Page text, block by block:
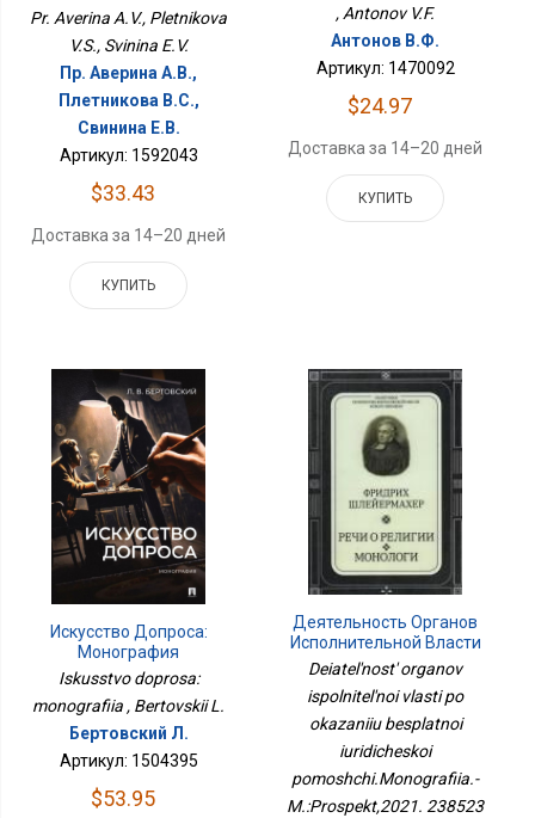
Pr. Averina A.V., Pletnikova
V.S., Svinina E.V.
Пр. Аверина А.В.,
Плетникова В.С.,
Свинина Е.В.
Артикул: 1592043
$33.43
Доставка за 14–20 дней
КУПИТЬ
, Antonov V.F.
Антонов В.Ф.
Артикул: 1470092
$24.97
Доставка за 14–20 дней
КУПИТЬ
Искусство Допроса:
Монография
Iskusstvo doprosa:
monografiia , Bertovskii L.
Бертовский Л.
Артикул: 1504395
$53.95
Деятельность Органов
Исполнительной Власти
По Оказанию
Бесплатной
Юридической
Помощи.Монография.-
М.:Проспект,2021.
238523
Deiatel'nost' organov
ispolnitel'noi vlasti po
okazaniiu besplatnoi
iuridicheskoi
pomoshchi.Monografiia.-
M.:Prospekt,2021. 238523